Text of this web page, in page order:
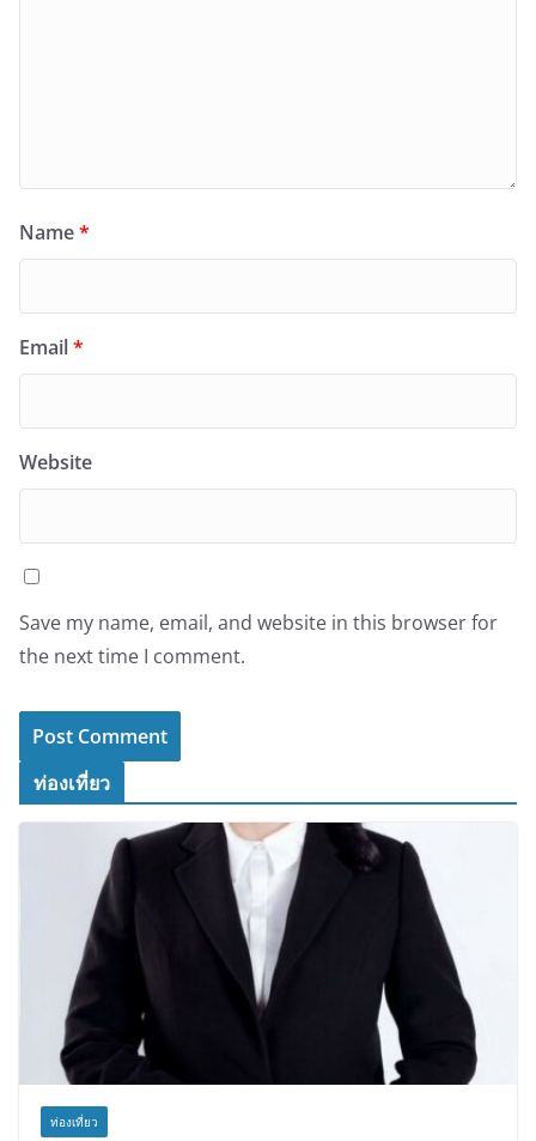
Name*
Email*
Website
Save my name, email, and website in this browser for
the next time I comment.
ท่องเที่ยว
ท่องเที่ยว